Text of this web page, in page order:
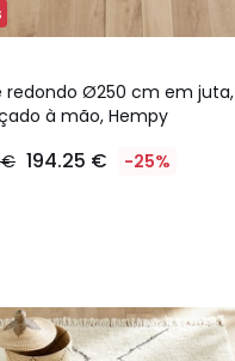
redondo Ø250 cm em juta,
à mão, Hempy
€ 194.25 € -25%